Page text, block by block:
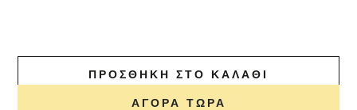
ΠΡΟΣΘΉΚΗ ΣΤΟ ΚΑΛΆΘΙ
ΑΓΟΡΆ ΤΏΡΑ